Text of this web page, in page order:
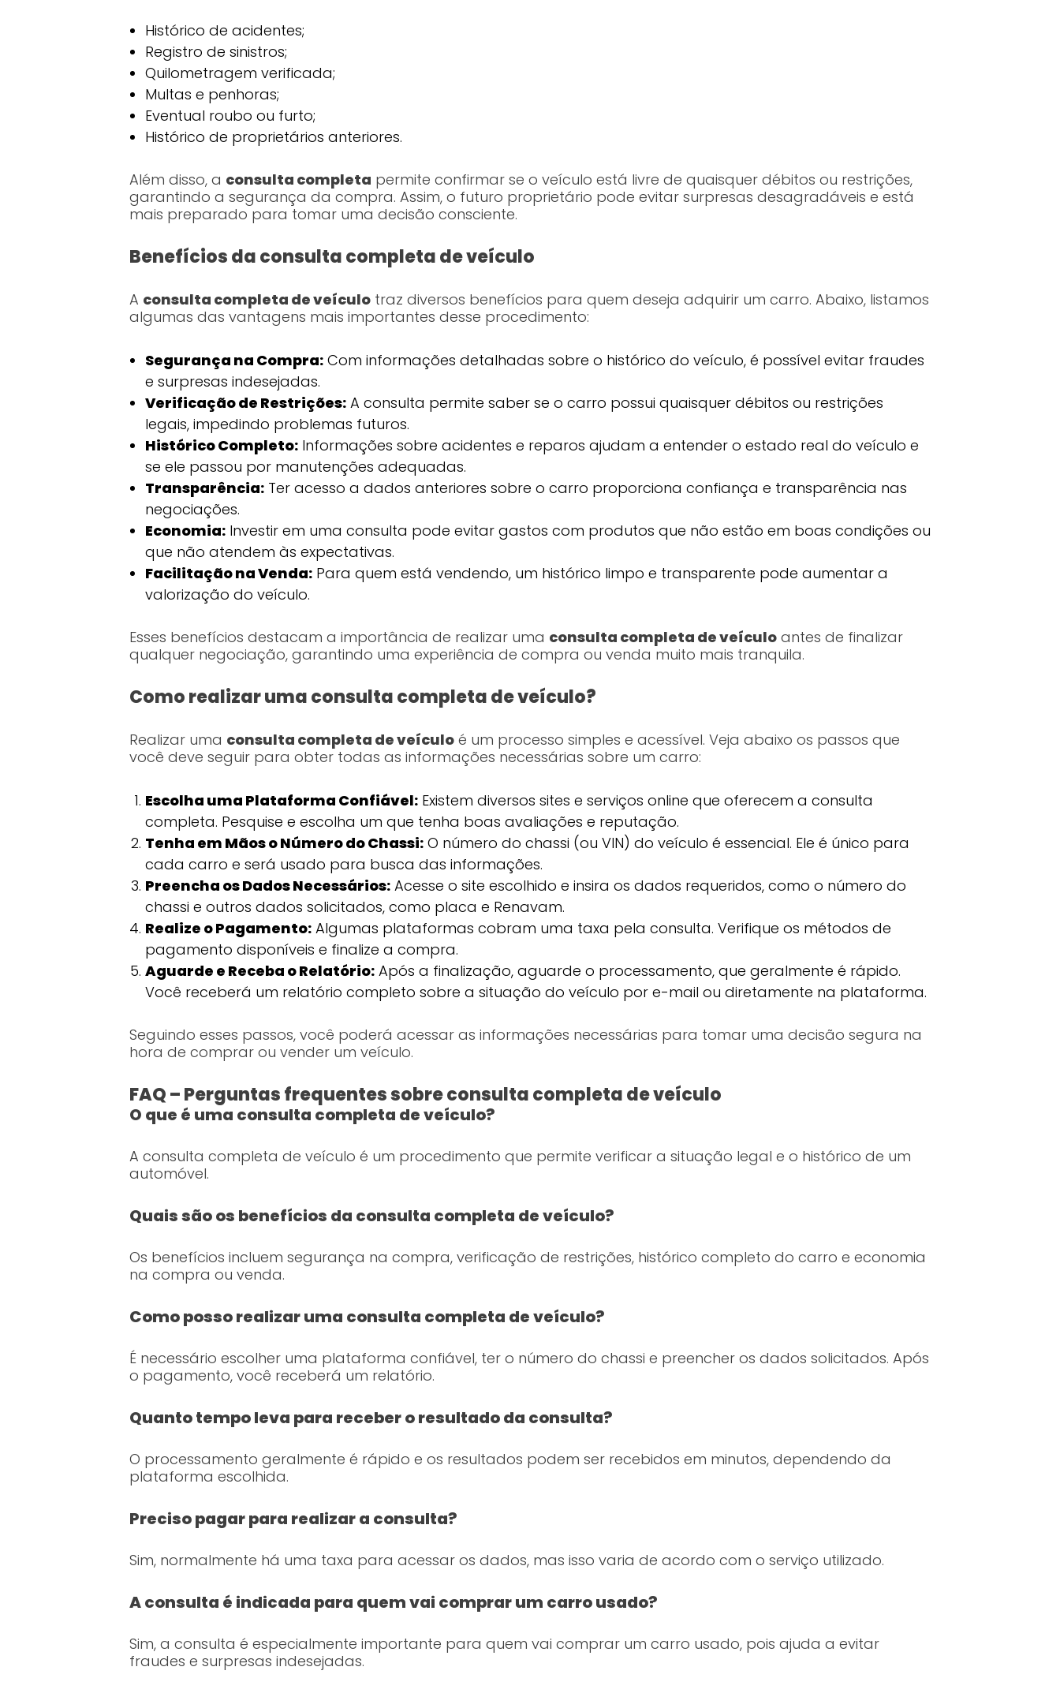
Histórico de acidentes;
Registro de sinistros;
Quilometragem verificada;
Multas e penhoras;
Eventual roubo ou furto;
Histórico de proprietários anteriores.
Além disso, a consulta completa permite confirmar se o veículo está livre de quaisquer débitos ou restrições,
garantindo a segurança da compra. Assim, o futuro proprietário pode evitar surpresas desagradáveis e está
mais preparado para tomar uma decisão consciente.
Benefícios da consulta completa de veículo
A consulta completa de veículotraz diversos benefícios para quem deseja adquirir um carro. Abaixo, listamos
algumas das vantagens mais importantes desse procedimento:
Segurança na Compra:Com informações detalhadas sobre o histórico do veículo, é possível evitar fraudes
e surpresas indesejadas.
Verificação de Restrições:A consulta permite saber se o carro possui quaisquer débitos ou restrições
legais, impedindo problemas futuros.
Histórico Completo:Informações sobre acidentes e reparos ajudam a entender o estado real do veículo e
se ele passou por manutenções adequadas.
Transparência:Ter acesso a dados anteriores sobre o carro proporciona confiança e transparência nas
negociações.
Economia:Investir em uma consulta pode evitar gastos com produtos que não estão em boas condições ou
que não atendem às expectativas.
Facilitação na Venda:Para quem está vendendo, um histórico limpo e transparente pode aumentar a
valorização do veículo.
Esses benefícios destacam a importância de realizar uma consulta completa de veículoantes de finalizar
qualquer negociação, garantindo uma experiência de compra ou venda muito mais tranquila.
Como realizar uma consulta completa de veículo?
Realizar uma consulta completa de veículoé um processo simples e acessível. Veja abaixo os passos que
você deve seguir para obter todas as informações necessárias sobre um carro:
Escolha uma Plataforma Confiável:Existem diversos sites e serviços online que oferecem a consulta
completa. Pesquise e escolha um que tenha boas avaliações e reputação.
Tenha em Mãos o Número do Chassi:O número do chassi (ou VIN) do veículo é essencial. Ele é único para
cada carro e será usado para busca das informações.
Preencha os Dados Necessários:Acesse o site escolhido e insira os dados requeridos, como o número do
chassi e outros dados solicitados, como placa e Renavam.
Realize o Pagamento:Algumas plataformas cobram uma taxa pela consulta. Verifique os métodos de
pagamento disponíveis e finalize a compra.
Aguarde e Receba o Relatório:Após a finalização, aguarde o processamento, que geralmente é rápido.
Você receberá um relatório completo sobre a situação do veículo por e-mail ou diretamente na plataforma.
Seguindo esses passos, você poderá acessar as informações necessárias para tomar uma decisão segura na
hora de comprar ou vender um veículo.
FAQ – Perguntas frequentes sobre consulta completa de veículo
O que é uma consulta completa de veículo?
A consulta completa de veículo é um procedimento que permite verificar a situação legal e o histórico de um
automóvel.
Quais são os benefícios da consulta completa de veículo?
Os benefícios incluem segurança na compra, verificação de restrições, histórico completo do carro e economia
na compra ou venda.
Como posso realizar uma consulta completa de veículo?
É necessário escolher uma plataforma confiável, ter o número do chassi e preencher os dados solicitados. Após
o pagamento, você receberá um relatório.
Quanto tempo leva para receber o resultado da consulta?
O processamento geralmente é rápido e os resultados podem ser recebidos em minutos, dependendo da
plataforma escolhida.
Preciso pagar para realizar a consulta?
Sim, normalmente há uma taxa para acessar os dados, mas isso varia de acordo com o serviço utilizado.
A consulta é indicada para quem vai comprar um carro usado?
Sim, a consulta é especialmente importante para quem vai comprar um carro usado, pois ajuda a evitar
fraudes e surpresas indesejadas.